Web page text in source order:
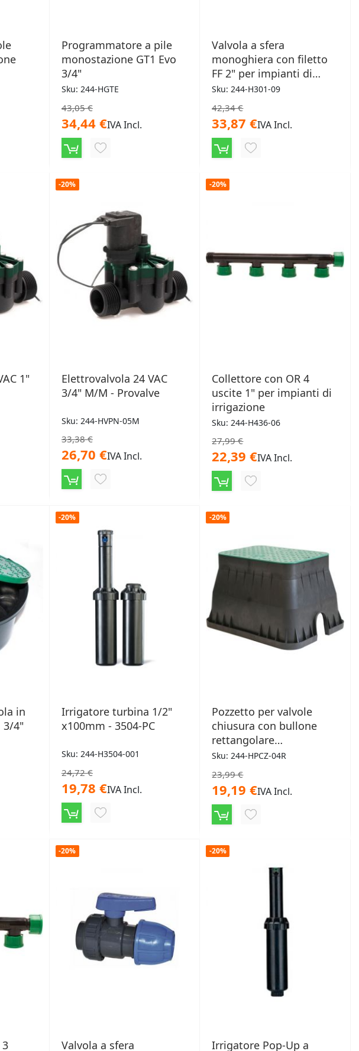
Programmatore a pile
monostazione GT1 Evo
3/4"
Sku: 244-HGTE
43,05 €
34,44 €IVA Incl.
AGGIUNGI
Valvola a sfera
monoghiera con filetto
FF 2" per impianti di
irrigazione
Sku: 244-H301-09
42,34 €
33,87 €IVA Incl.
AGGIUNGI
1"
-20%
Elettrovalvola 24 VAC
3/4" M/M - Provalve
Sku: 244-HVPN-05M
33,38 €
26,70 €IVA Incl.
AGGIUNGI
DESIDERI
-20%
Collettore con OR 4
uscite 1" per impianti di
irrigazione
Sku: 244-H436-06
27,99 €
22,39 €IVA Incl.
AGGIUNGI
in
3/4"
-20%
Irrigatore turbina 1/2"
x100mm - 3504-PC
Sku: 244-H3504-001
24,72 €
19,78 €IVA Incl.
AGGIUNGI
-20%
Pozzetto per valvole
chiusura con bullone
rettangolare
50x38x30cm
Sku: 244-HPCZ-04R
23,99 €
19,19 €IVA Incl.
AGGIUNGI
DESIDERI
-20%
Valvola a sfera
-20%
Irrigatore Pop-Up a